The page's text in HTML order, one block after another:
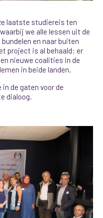
laatste studiereis ten
we alle lessen uit de
en naar buiten
project is al behaald: er
nieuwe coalities in de
in beide landen.
de gaten voor de
dialoog.